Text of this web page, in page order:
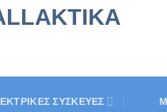
ΣΥΣΚΕΥΈΣ